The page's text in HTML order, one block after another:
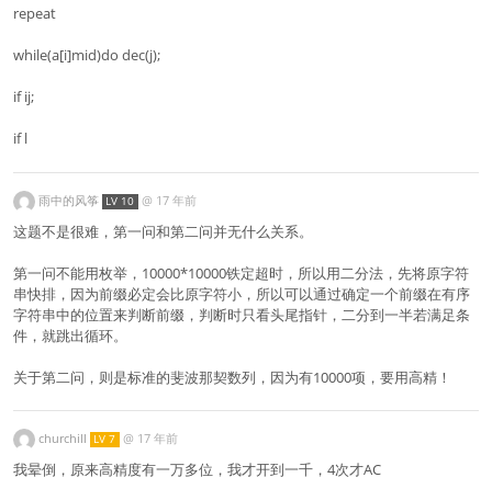
repeat
while(a[i]mid)do dec(j);
if ij;
if l
雨中的风筝 LV 10 @ 17 年前
这题不是很难，第一问和第二问并无什么关系。
第一问不能用枚举，10000*10000铁定超时，所以用二分法，先将原字符
串快排，因为前缀必定会比原字符小，所以可以通过确定一个前缀在有序
字符串中的位置来判断前缀，判断时只看头尾指针，二分到一半若满足条
件，就跳出循环。
关于第二问，则是标准的斐波那契数列，因为有10000项，要用高精！
churchill LV 7 @ 17 年前
我晕倒，原来高精度有一万多位，我才开到一千，4次才AC